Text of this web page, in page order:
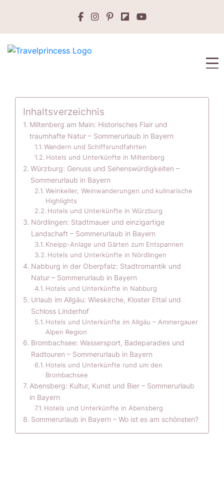
Inhaltsverzeichnis
Miltenberg am Main: Historisches Flair und
traumhafte Natur – Sommerurlaub in Bayern
Wandern und Schiffsrundfahrten
Hotels und Unterkünfte in Miltenberg
Würzburg: Genuss und Sehenswürdigkeiten –
Sommerurlaub in Bayern
Weinkeller, Weinwanderungen und kulinarische
Highlights
Hotels und Unterkünfte in Würzburg
Nördlingen: Stadtmauer und einzigartige
Landschaft – Sommerurlaub in Bayern
Kneipp-Anlage und Gärten zum Entspannen
Hotels und Unterkünfte in Nördlingen
Nabburg in der Oberpfalz: Stadtromantik und
Natur – Sommerurlaub in Bayern
Hotels und Unterkünfte in Nabburg
Urlaub im Allgäu: Wieskirche, Kloster Ettal und
Schloss Linderhof
Hotels und Unterkünfte im Allgäu – Ammergauer
Alpen Region
Brombachsee: Wassersport, Badeparadies und
Radtouren – Sommerurlaub in Bayern
Hotels und Unterkünfte rund um den
Brombachsee
Abensberg: Kultur, Kunst und Bier – Sommerurlaub
in Bayern
Hotels und Unterkünfte in Abensberg
Sommerurlaub in Bayern – Wo ist es am schönsten?